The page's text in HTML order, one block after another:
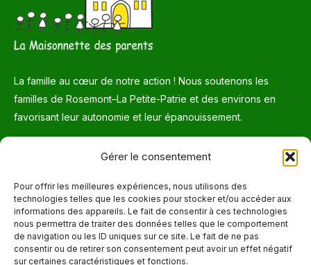
Gérer le consentement
Pour offrir les meilleures expériences, nous utilisons des
technologies telles que les cookies pour stocker et/ou accéder aux
informations des appareils. Le fait de consentir à ces technologies
nous permettra de traiter des données telles que le comportement
de navigation ou les ID uniques sur ce site. Le fait de ne pas
consentir ou de retirer son consentement peut avoir un effet négatif
sur certaines caractéristiques et fonctions.
La famille au cœur de notre action ! Nous soutenons les
familles de Rosemont–La Petite-Patrie et des environs en
favorisant leur autonomie et leur épanouissement.
Courriel
info@maisonnettedesparents.org